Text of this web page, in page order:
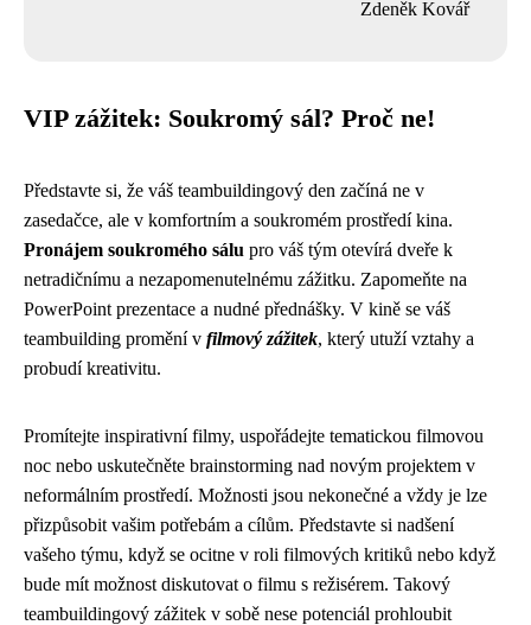
Zdeněk Kovář
VIP zážitek: Soukromý sál? Proč ne!
Představte si, že váš teambuildingový den začíná ne v
zasedačce, ale v komfortním a soukromém prostředí kina.
Pronájem soukromého sálu pro váš tým otevírá dveře k
netradičnímu a nezapomenutelnému zážitku. Zapomeňte na
PowerPoint prezentace a nudné přednášky. V kině se váš
teambuilding promění v filmový zážitek, který utuží vztahy a
probudí kreativitu.
Promítejte inspirativní filmy, uspořádejte tematickou filmovou
noc nebo uskutečněte brainstorming nad novým projektem v
neformálním prostředí. Možnosti jsou nekonečné a vždy je lze
přizpůsobit vašim potřebám a cílům. Představte si nadšení
vašeho týmu, když se ocitne v roli filmových kritiků nebo když
bude mít možnost diskutovat o filmu s režisérem. Takový
teambuildingový zážitek v sobě nese potenciál prohloubit